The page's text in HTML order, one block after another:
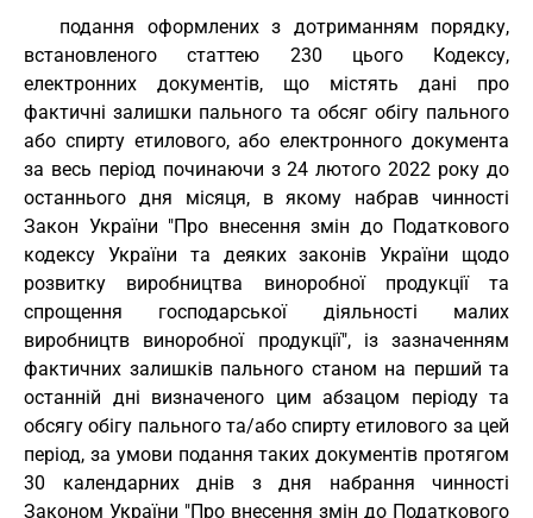
подання оформлених з дотриманням порядку,
встановленого статтею 230 цього Кодексу,
електронних документів, що містять дані про
фактичні залишки пального та обсяг обігу пального
або спирту етилового, або електронного документа
за весь період починаючи з 24 лютого 2022 року до
останнього дня місяця, в якому набрав чинності
Закон України "Про внесення змін до Податкового
кодексу України та деяких законів України щодо
розвитку виробництва виноробної продукції та
спрощення господарської діяльності малих
виробництв виноробної продукції", із зазначенням
фактичних залишків пального станом на перший та
останній дні визначеного цим абзацом періоду та
обсягу обігу пального та/або спирту етилового за цей
період, за умови подання таких документів протягом
30 календарних днів з дня набрання чинності
Законом України "Про внесення змін до Податкового